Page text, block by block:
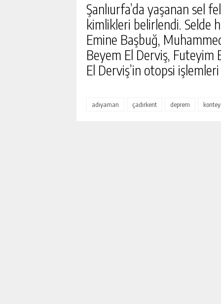
Şanlıurfa’da yaşanan sel
kimlikleri belirlendi. Selde
Emine Başbuğ,
Beyem El Derviş, Futeyim
El Derviş’in otopsi
adıyaman çadırkent deprem